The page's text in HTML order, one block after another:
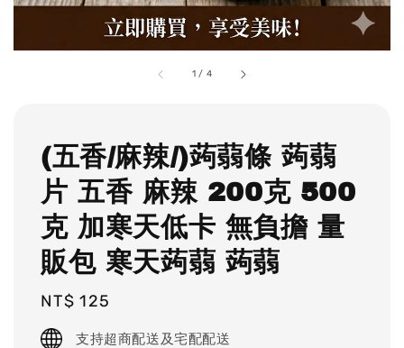
1 / 4
(五香/麻辣/)蒟蒻條 蒟蒻
片 五香 麻辣 200克 500
克 加寒天低卡 無負擔 量
販包 寒天蒟蒻 蒟蒻
Regular
price
NT$ 125
支持超商配送及宅配配送